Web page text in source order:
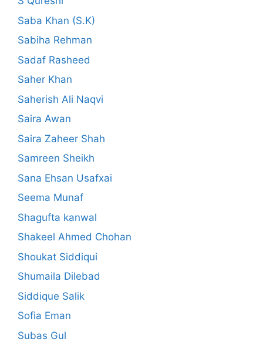
Saba Khan (S.K)
Sabiha Rehman
Sadaf Rasheed
Saher Khan
Saherish Ali Naqvi
Saira Awan
Saira Zaheer Shah
Samreen Sheikh
Sana Ehsan Usafxai
Seema Munaf
Shagufta kanwal
Shakeel Ahmed Chohan
Shoukat Siddiqui
Shumaila Dilebad
Siddique Salik
Sofia Eman
Subas Gul